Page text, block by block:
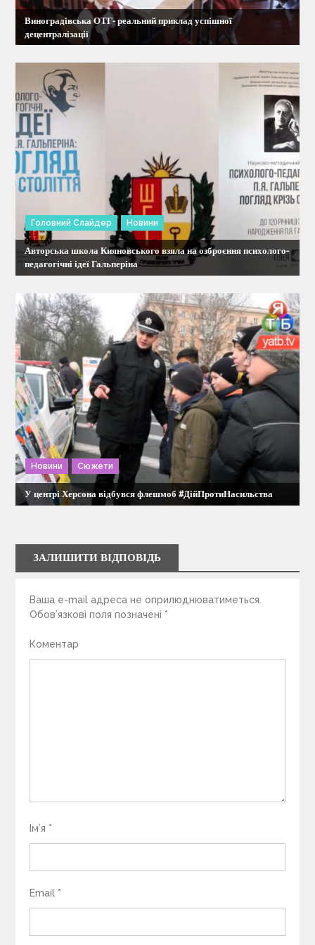
п
и
с
і
в
Виноградівська ОТГ- реальний приклад успішної
децентралізації
Головний Слайдер Новини
Авторська школа Кияновського взяла на озброєння психолого-
педагогічні ідеї Гальперіна
Новини Сюжети
У центрі Херсона відбувся флешмоб #ДійПротиНасильства
ЗАЛИШИТИ ВІДПОВІДЬ
Ваша e-mail адреса не оприлюднюватиметься.
Обов’язкові поля позначені *
Коментар
Ім’я *
Email *